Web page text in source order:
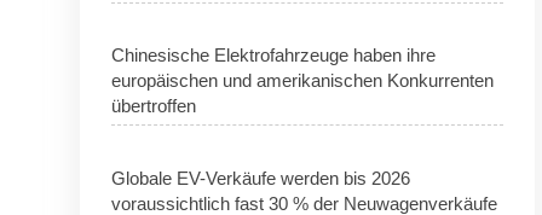
Chinesische Elektrofahrzeuge haben ihre
europäischen und amerikanischen Konkurrenten
übertroffen
Globale EV-Verkäufe werden bis 2026
voraussichtlich fast 30 % der Neuwagenverkäufe